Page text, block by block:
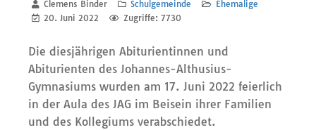
Clemens Binder Schulgemeinde
Ehemalige
20. Juni 2022
Zugriffe: 7730
Die diesjährigen Abiturientinnen und
Abiturienten des Johannes-Althusius-
Gymnasiums wurden am 17. Juni 2022 feierlich
in der Aula des JAG im Beisein ihrer Familien
und des Kollegiums verabschiedet.